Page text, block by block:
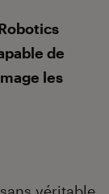
de
les